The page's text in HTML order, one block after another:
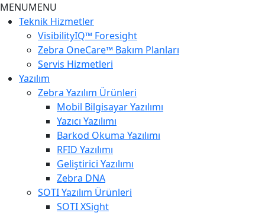
MENUMENU
Teknik Hizmetler
VisibilityIQ™ Foresight
Zebra OneCare™ Bakım Planları
Servis Hizmetleri
Yazılım
Zebra Yazılım Ürünleri
Mobil Bilgisayar Yazılımı
Yazıcı Yazılımı
Barkod Okuma Yazılımı
RFID Yazılımı
Geliştirici Yazılımı
Zebra DNA
SOTI Yazılım Ürünleri
SOTI XSight